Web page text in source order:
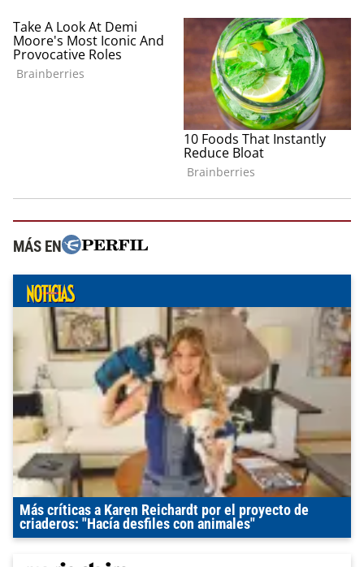
MÁS EN
Más críticas a Karen Reichardt por el proyecto de
criaderos: "Hacía desfiles con animales"